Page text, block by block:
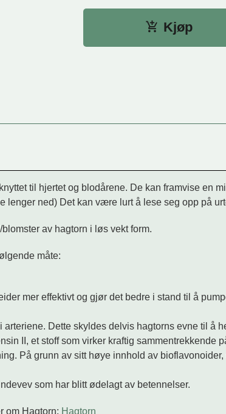
Kjøp
til hjertet og blodårene. De kan framvise en
lenger ned) Det kan være lurt å lese seg opp på
av hagtorn i løs vekt form.
måte:
mer effektivt og gjør det bedre i stand til å
Dette skyldes delvis hagtorns evne til å
II, et stoff som virker kraftig sammentrekkende
På grunn av sitt høye innhold av
som har blitt ødelagt av betennelser.
om Hagtorn: Hagtorn